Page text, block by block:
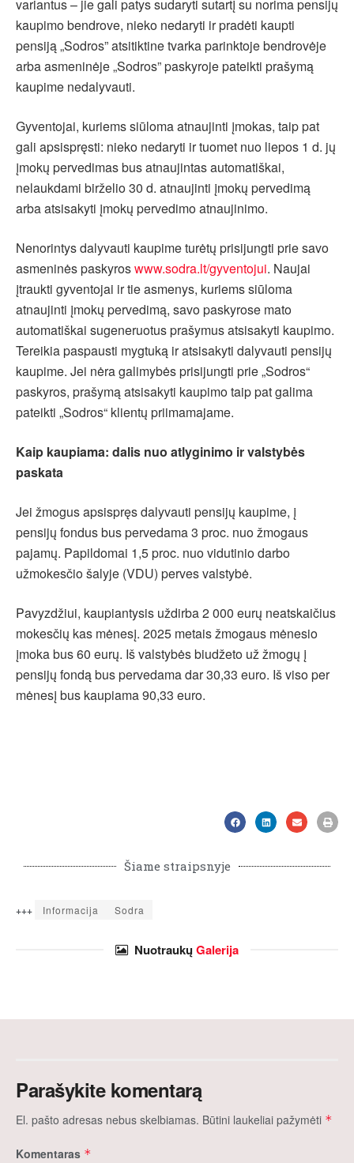
variantus – jie gali patys sudaryti sutartį su norima pensijų
kaupimo bendrove, nieko nedaryti ir pradėti kaupti
pensiją „Sodros” atsitiktine tvarka parinktoje bendrovėje
arba asmeninėje „Sodros” paskyroje pateikti prašymą
kaupime nedalyvauti.
Gyventojai, kuriems siūloma atnaujinti įmokas, taip pat
gali apsispręsti: nieko nedaryti ir tuomet nuo liepos 1 d. jų
įmokų pervedimas bus atnaujintas automatiškai,
nelaukdami birželio 30 d. atnaujinti įmokų pervedimą
arba atsisakyti įmokų pervedimo atnaujinimo.
Nenorintys dalyvauti kaupime turėtų prisijungti prie savo
asmeninės paskyroswww.sodra.lt/gyventojui. Naujai
įtraukti gyventojai ir tie asmenys, kuriems siūloma
atnaujinti įmokų pervedimą, savo paskyrose mato
automatiškai sugeneruotus prašymus atsisakyti kaupimo.
Tereikia paspausti mygtuką ir atsisakyti dalyvauti pensijų
kaupime. Jei nėra galimybės prisijungti prie „Sodros“
paskyros, prašymą atsisakyti kaupimo taip pat galima
pateikti „Sodros“ klientų priimamajame.
Kaip kaupiama: dalis nuo atlyginimo ir valstybės
paskata
Jei žmogus apsispręs dalyvauti pensijų kaupime, į
pensijų fondus bus pervedama 3 proc. nuo žmogaus
pajamų. Papildomai 1,5 proc. nuo vidutinio darbo
užmokesčio šalyje (VDU) perves valstybė.
Pavyzdžiui, kaupiantysis uždirba 2 000 eurų neatskaičius
mokesčių kas mėnesį. 2025 metais žmogaus mėnesio
įmoka bus 60 eurų. Iš valstybės biudžeto už žmogų į
pensijų fondą bus pervedama dar 30,33 euro. Iš viso per
mėnesį bus kaupiama 90,33 euro.
Šiame straipsnyje
+++ Informacija Sodra
NuotraukųGalerija
Parašykite komentarą
El. pašto adresas nebus skelbiamas. Būtini laukeliai pažymėti *
Komentaras *